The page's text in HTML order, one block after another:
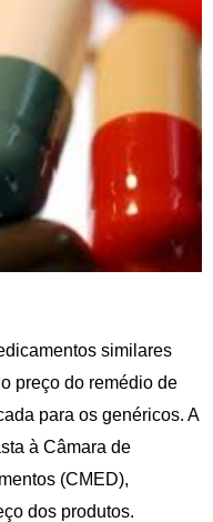
similares
preço do remédio de
para os genéricos. A
à Câmara de
(CMED),
dos produtos.